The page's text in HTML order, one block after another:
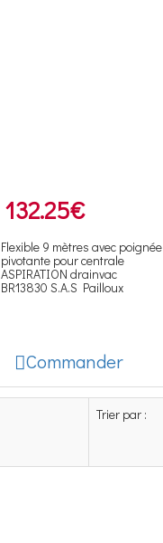
132.25€
Flexible 9 mètres avec poignée
pivotante pour centrale
ASPIRATION drainvac
BR13830 S.A.S Pailloux
Commander
Trier par :